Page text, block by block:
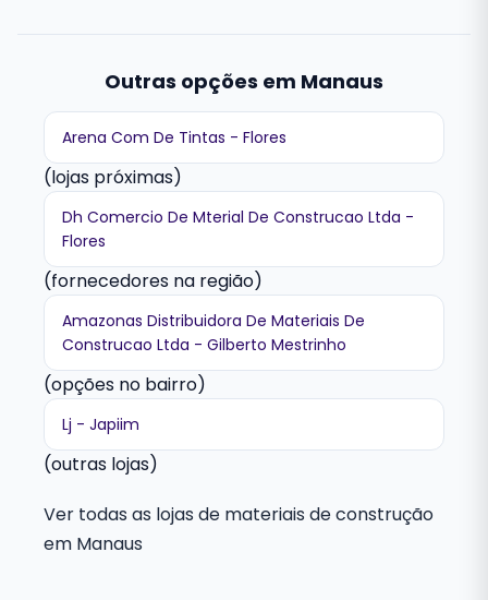
Outras opções em Manaus
Arena Com De Tintas - Flores
(lojas próximas)
Dh Comercio De Mterial De Construcao Ltda -
Flores
(fornecedores na região)
Amazonas Distribuidora De Materiais De
Construcao Ltda - Gilberto Mestrinho
(opções no bairro)
Lj - Japiim
(outras lojas)
Ver todas as lojas de materiais de construção
em Manaus